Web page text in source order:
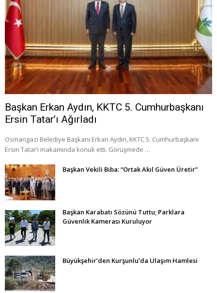
Başkan Erkan Aydın, KKTC 5. Cumhurbaşkanı
Ersin Tatar’ı Ağırladı
Osmangazi Belediye Başkanı Erkan Aydın, KKTC 5. Cumhurbaşkanı
Ersin Tatar’ı makamında konuk etti. Görüşmede …
Başkan Vekili Biba: “Ortak Akıl Güven Üretir”
Başkan Karabatı Sözünü Tuttu; Parklara
Güvenlik Kamerası Kuruluyor
Büyükşehir’den Kurşunlu’da Ulaşım Hamlesi